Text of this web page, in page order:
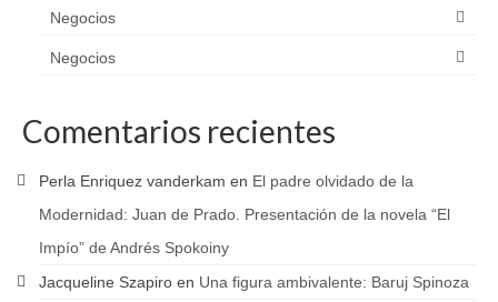
Negocios
Negocios
Comentarios recientes
Perla Enriquez vanderkam en El padre olvidado de la
Modernidad: Juan de Prado. Presentación de la novela “El
Impío” de Andrés Spokoiny
Jacqueline Szapiro en Una figura ambivalente: Baruj Spinoza